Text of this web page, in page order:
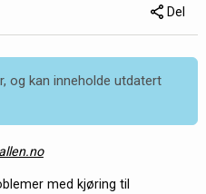
Del
og kan inneholde utdatert
med kjøring til